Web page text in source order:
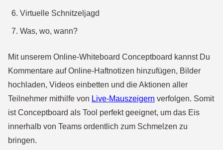
Virtuelle Schnitzeljagd
Was, wo, wann?
Mit unserem Online-Whiteboard Conceptboard kannst Du
Kommentare auf Online-Haftnotizen hinzufügen, Bilder
hochladen, Videos einbetten und die Aktionen aller
Teilnehmer mithilfe von Live-Mauszeigern verfolgen. Somit
ist Conceptboard als Tool perfekt geeignet, um das Eis
innerhalb von Teams ordentlich zum Schmelzen zu
bringen.